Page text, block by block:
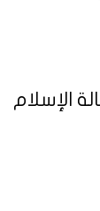
الإسلام